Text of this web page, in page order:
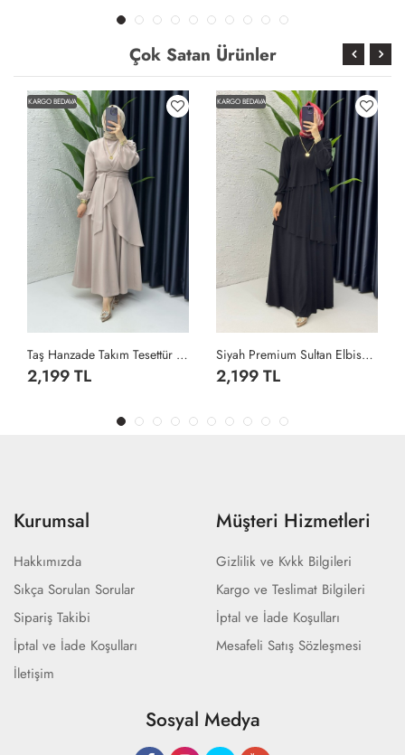
Çok Satan Ürünler
KARGO BEDAVA
Taş Hanzade Takım Tesettür Giyim Taş Rengi
2,199 TL
KARGO BEDAVA
Siyah Premium Sultan Elbise Tesettür Giyim Siyah
2,199 TL
Kurumsal
Hakkımızda
Sıkça Sorulan Sorular
Sipariş Takibi
İptal ve İade Koşulları
İletişim
Müşteri Hizmetleri
Gizlilik ve Kvkk Bilgileri
Kargo ve Teslimat Bilgileri
İptal ve İade Koşulları
Mesafeli Satış Sözleşmesi
Sosyal Medya